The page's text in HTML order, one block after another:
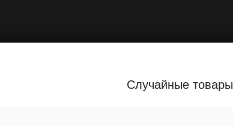
Случайные товары